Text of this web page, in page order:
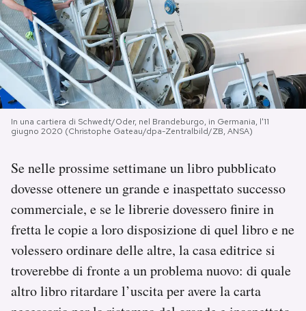
NEWSLETTER
I MIEI PREFERITI
SHOP
CALENDARIO
AREA PERSONALE
Area Personale
Newsletter
Notifiche mobile
Regala il Post
In una cartiera di Schwedt/Oder, nel Brandeburgo, in Germania, l'11
giugno 2020 (Christophe Gateau/dpa-Zentralbild/ZB, ANSA)
Se nelle prossime settimane un libro pubblicato
dovesse ottenere un grande e inaspettato successo
commerciale, e se le librerie dovessero finire in
fretta le copie a loro disposizione di quel libro e ne
volessero ordinare delle altre, la casa editrice si
troverebbe di fronte a un problema nuovo: di quale
altro libro ritardare l’uscita per avere la carta